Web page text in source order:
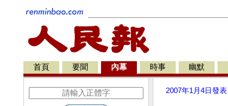
首頁 要聞 內幕 時事 幽默
2007年1月4日發表